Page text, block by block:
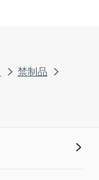
禁制品